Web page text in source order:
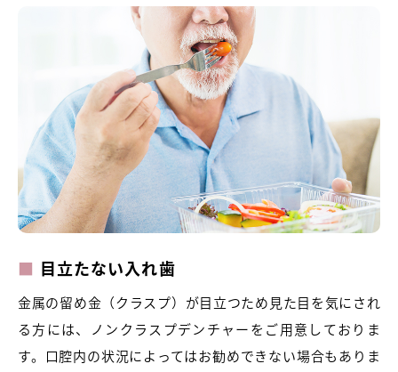
目立たない入れ歯
金属の留め金（クラスプ）が目立つため見た目を気にされ
る方には、ノンクラスプデンチャーをご用意しておりま
す。口腔内の状況によってはお勧めできない場合もありま